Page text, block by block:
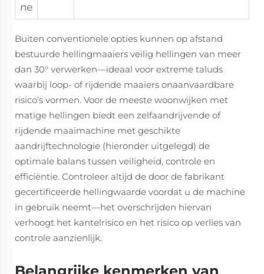
ne
Buiten conventionele opties kunnen op afstand
bestuurde hellingmaaiers veilig hellingen van meer
dan 30° verwerken—ideaal voor extreme taluds
waarbij loop- of rijdende maaiers onaanvaardbare
risico’s vormen. Voor de meeste woonwijken met
matige hellingen biedt een zelfaandrijvende of
rijdende maaimachine met geschikte
aandrijftechnologie (hieronder uitgelegd) de
optimale balans tussen veiligheid, controle en
efficiëntie. Controleer altijd de door de fabrikant
gecertificeerde hellingwaarde voordat u de machine
in gebruik neemt—het overschrijden hiervan
verhoogt het kantelrisico en het risico op verlies van
controle aanzienlijk.